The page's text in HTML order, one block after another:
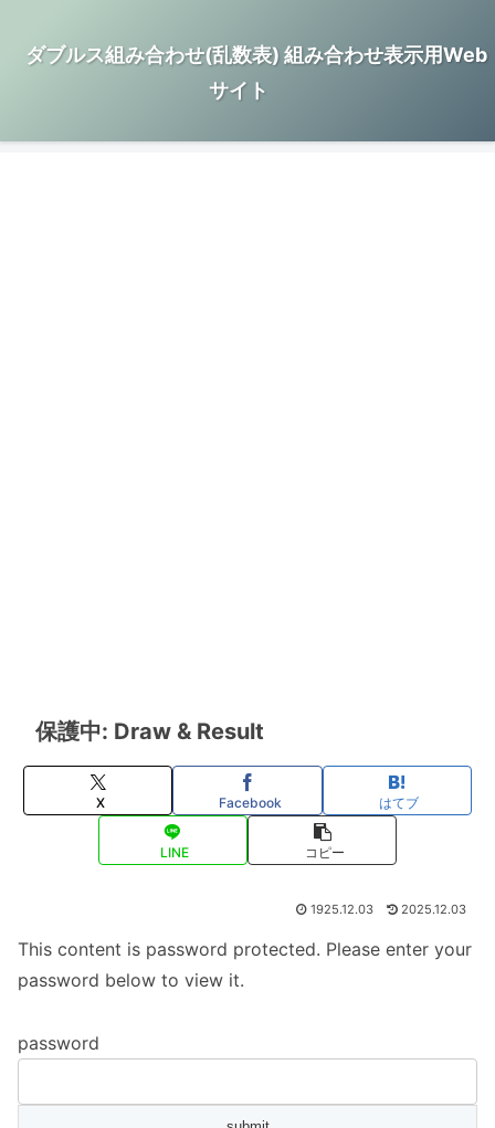
ダブルス組み合わせ(乱数表) 組み合わせ表示用Web
サイト
保護中: Draw & Result
X Facebook はてブ
LINE コピー
1925.12.03 2025.12.03
This content is password protected. Please enter your
password below to view it.
password